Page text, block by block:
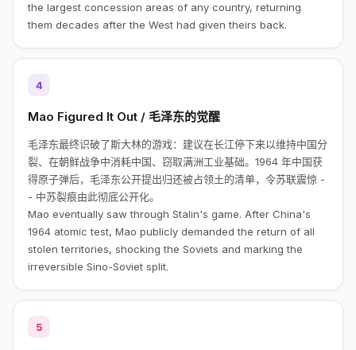
the largest concession areas of any country, returning
them decades after the West had given theirs back.
4
Mao Figured It Out / 毛泽东的觉醒
毛泽东最终识破了斯大林的游戏：建议在长江停下来以维持中国分
裂、在朝鲜战争中消耗中国、窃取满洲工业基础。1964 年中国获
得原子弹后，毛泽东公开提出归还被占领土的清单，令苏联震惊 -
- 中苏裂痕由此彻底公开化。
Mao eventually saw through Stalin's game. After China's
1964 atomic test, Mao publicly demanded the return of all
stolen territories, shocking the Soviets and marking the
irreversible Sino-Soviet split.
5